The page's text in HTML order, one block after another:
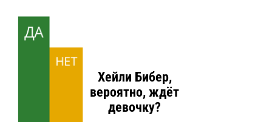
ДА
НЕТ
Хейли Бибер,
вероятно, ждёт
девочку?